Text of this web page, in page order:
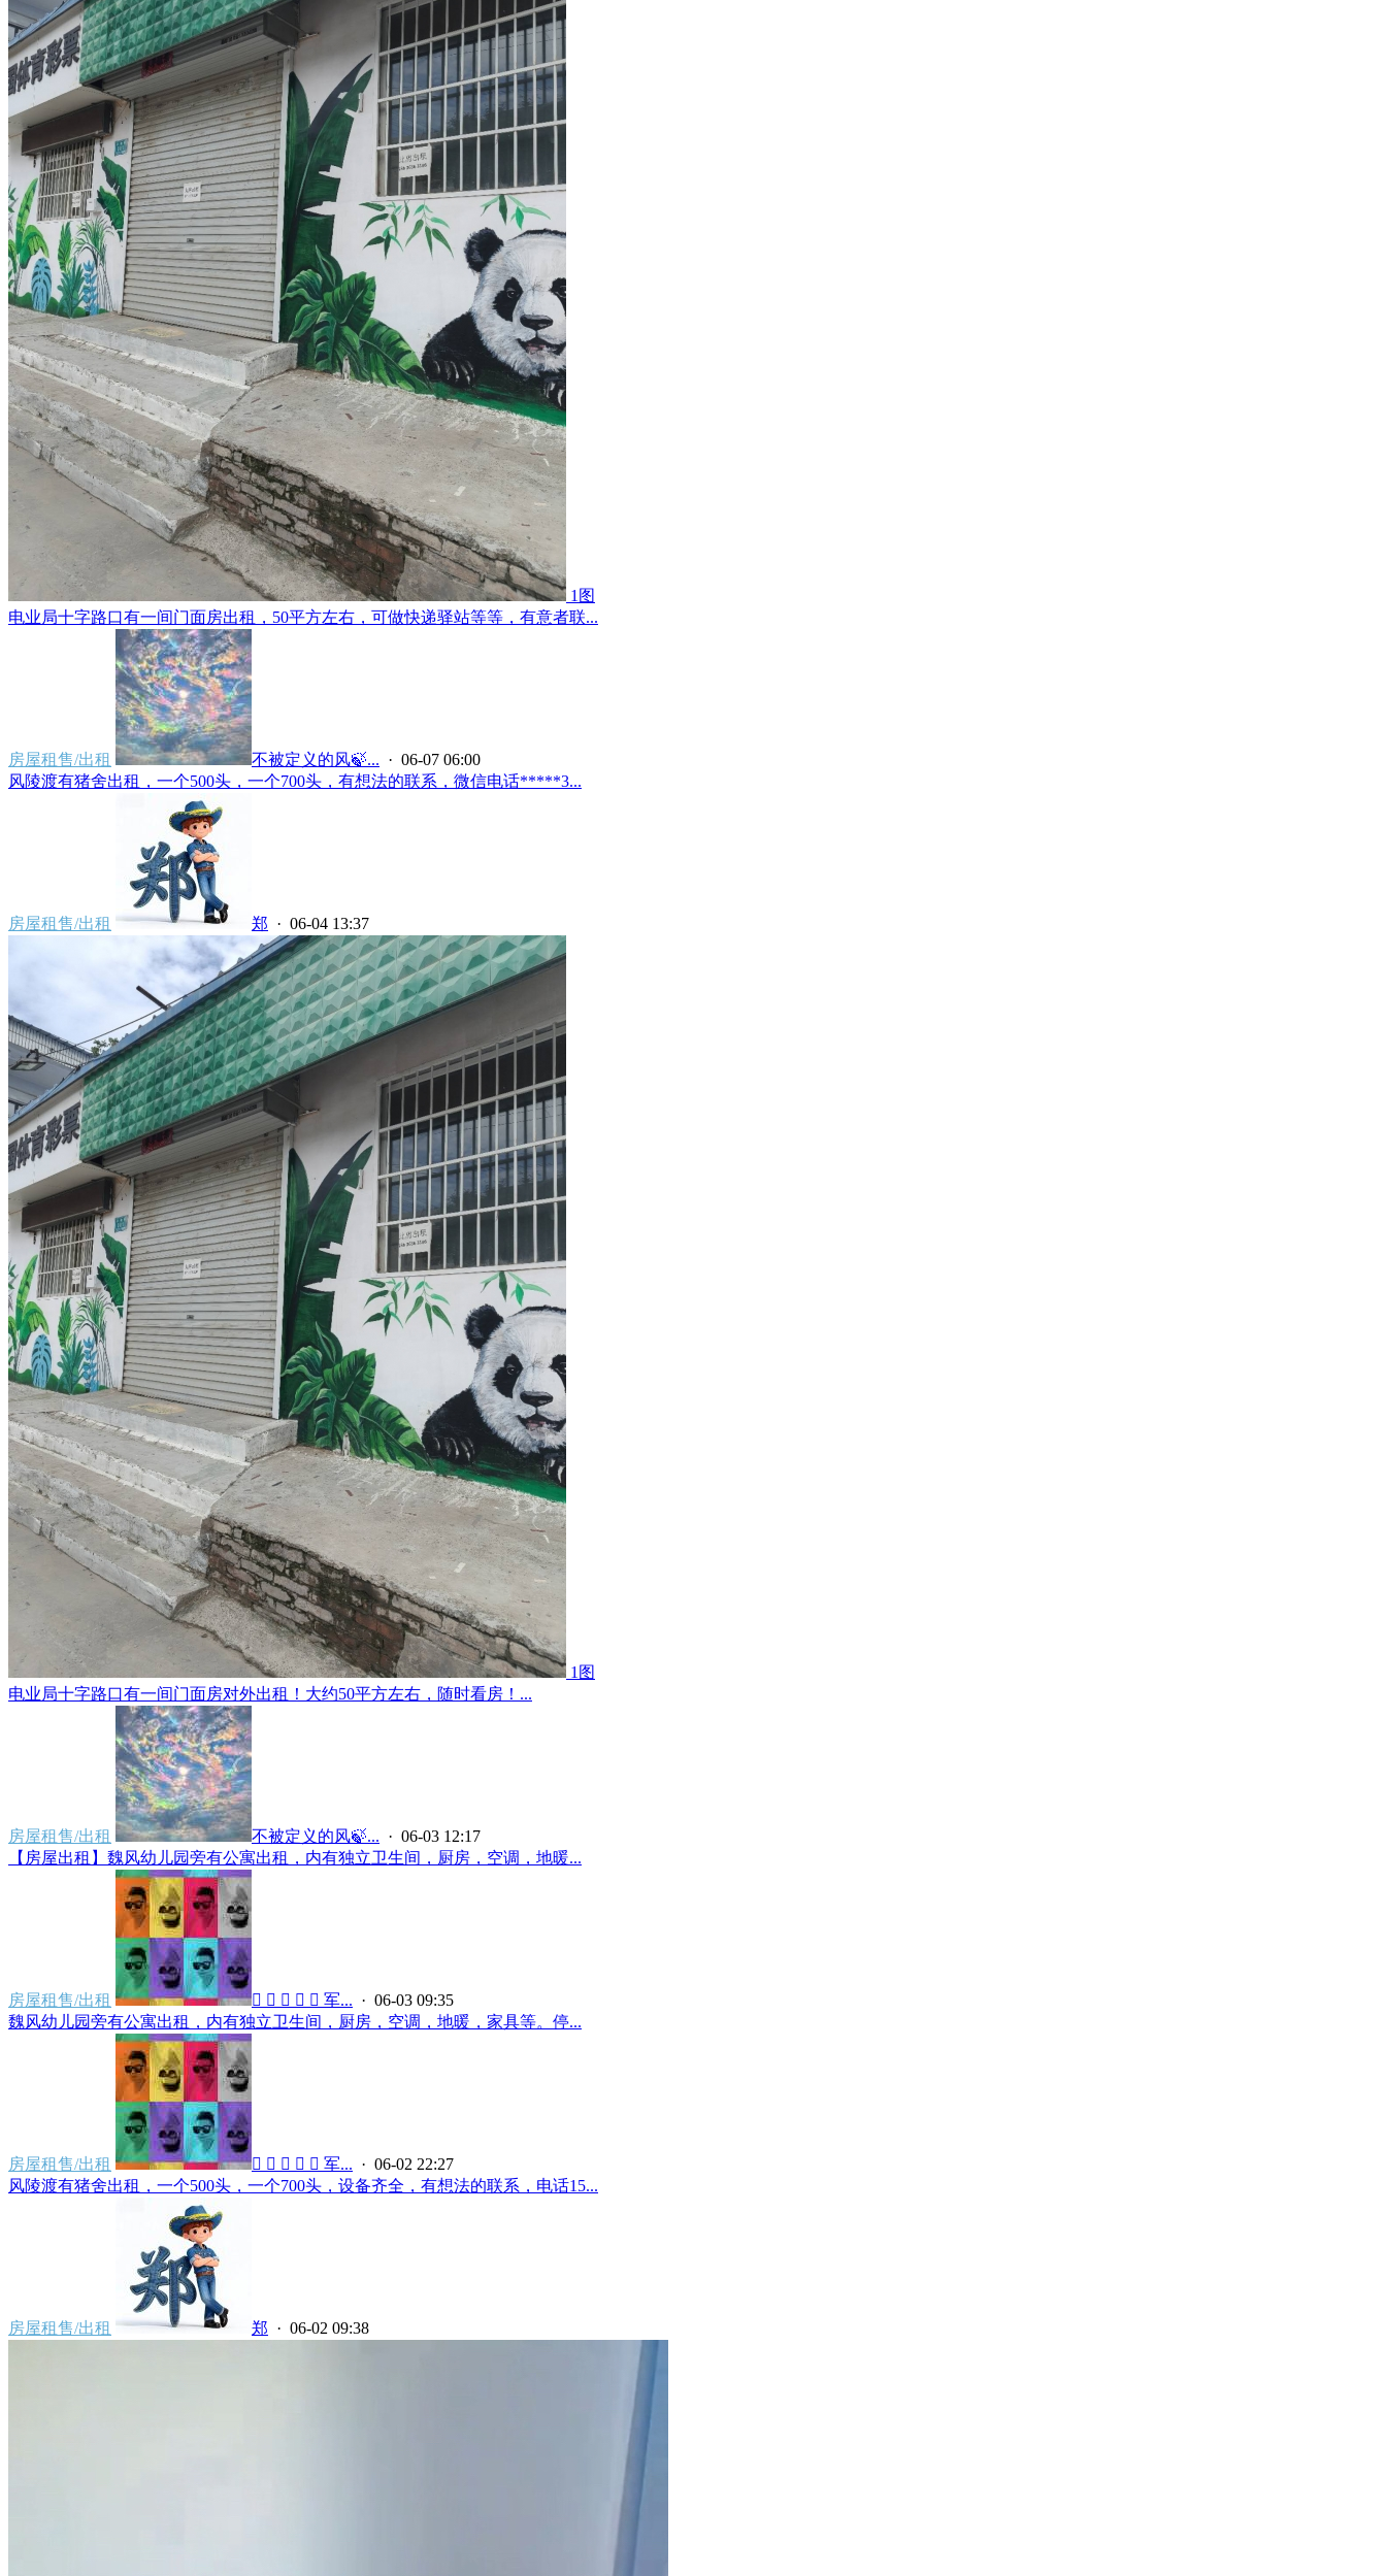
1图
电业局十字路口有一间门面房出租，50平方左右，可做快递驿站等等，有意者联...
房屋租售/出租 不被定义的风🍃... · 06-07 06:00
风陵渡有猪舍出租，一个500头，一个700头，有想法的联系，微信电话*****3...
房屋租售/出租 郑 · 06-04 13:37
1图
电业局十字路口有一间门面房对外出租！大约50平方左右，随时看房！...
房屋租售/出租 不被定义的风🍃... · 06-03 12:17
【房屋出租】魏风幼儿园旁有公寓出租，内有独立卫生间，厨房，空调，地暖...
房屋租售/出租  🇾 🇦 🇳 🇬 军... · 06-03 09:35
魏风幼儿园旁有公寓出租，内有独立卫生间，厨房，空调，地暖，家具等。停...
房屋租售/出租  🇾 🇦 🇳 🇬 军... · 06-02 22:27
风陵渡有猪舍出租，一个500头，一个700头，设备齐全，有想法的联系，电话15...
房屋租售/出租 郑 · 06-02 09:38